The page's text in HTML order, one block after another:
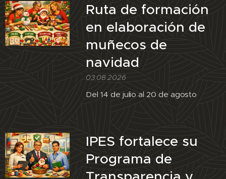
Ruta de formación
en elaboración de
muñecos de
navidad
03.08.2026
Del 14 de julio al 20 de agosto
IPES fortalece su
Programa de